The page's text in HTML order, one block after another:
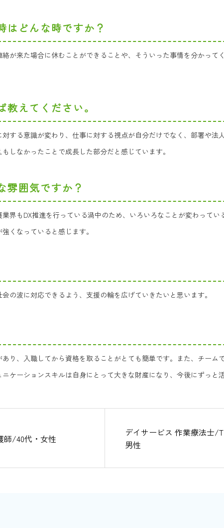
はどんな時ですか？
が来た場合に休むことができることや、そういった事情を分かって
えてください。
する意識が変わり、仕事に対する視点が自分だけでなく、部署や法
しなかったことで成長した部分だと感じています。
雰囲気ですか？
界もDX推進を行っている渦中のため、いろいろなことが変わってい
くなっていると感じます。
の波に対応できるよう、支援の輪を広げていきたいと思います。
り、入職してから資格を取ることがとても簡単です。また、チーム
ケーションスキルは自身にとって大きな財産になり、今後にずっと
師/40代・女性
デイサービス 作業療法士/T
男性